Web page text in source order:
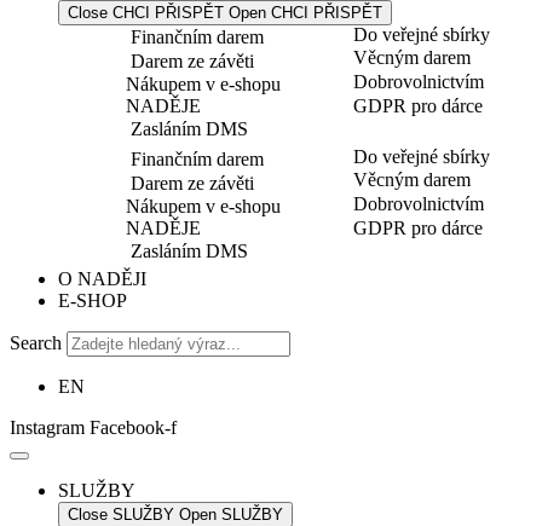
Close CHCI PŘISPĚT Open CHCI PŘISPĚT
Finančním darem
Darem ze závěti
Nákupem v e-shopu
NADĚJE
Zasláním DMS
Do veřejné sbírky
Věcným darem
Dobrovolnictvím
GDPR pro dárce
Finančním darem
Darem ze závěti
Nákupem v e-shopu
NADĚJE
Zasláním DMS
Do veřejné sbírky
Věcným darem
Dobrovolnictvím
GDPR pro dárce
O NADĚJI
E-SHOP
Search
EN
Instagram Facebook-f
SLUŽBY
Close SLUŽBY Open SLUŽBY